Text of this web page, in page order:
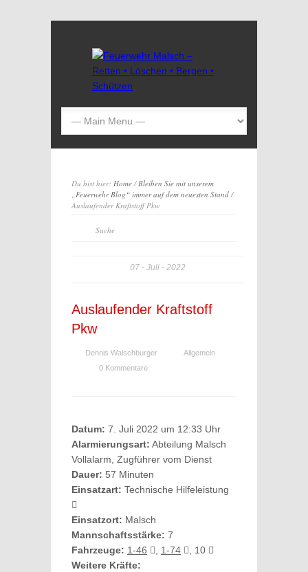
Du bist hier: Home/Bleiben Sie mit unserem
„Feuerwehr Blog“ immer auf dem neuesten Stand/
Auslaufender Kraftstoff Pkw
07 Juli 2022
Auslaufender Kraftstoff
Pkw
Dennis Walschburger
Allgemein
0 Kommentare
Datum: 7. Juli 2022 um 12:33 Uhr
Alarmierungsart: Abteilung Malsch
Vollalarm, Zugführer vom Dienst
Dauer: 57 Minuten
Einsatzart: Technische Hilfeleistung
Einsatzort: Malsch
Mannschaftsstärke: 7
Fahrzeuge: 1-46 1-74
, 10
Weitere Kräfte: